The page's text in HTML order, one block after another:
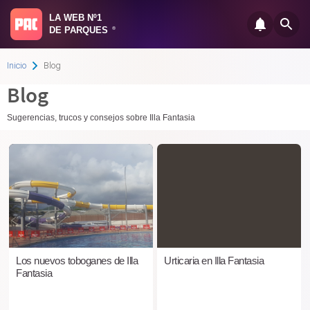
LA WEB Nº1
DE PARQUES
®
Inicio Blog
Blog
Sugerencias, trucos y consejos sobre Illa Fantasia
Los nuevos toboganes de Illa
Fantasia
Urticaria en Illa Fantasia